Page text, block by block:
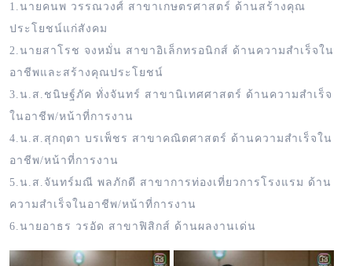
1.นายคนพ วรรณวงศ์ สาขาเกษตรศาสตร์ ด้านสร้างคุณ
ประโยชน์แก่สังคม
2.นายสาโรช จงหมั่น สาขาอิเล็กทรอนิกส์ ด้านความสำเร็จใน
อาชีพและสร้างคุณประโยชน์
3.น.ส.ชนิษฐ์ภัค ทั่งจันทร์ สาขานิเทศศาสตร์ ด้านความสำเร็จ
ในอาชีพ/หน้าที่การงาน
4.น.ส.สุกฤตา บรเพ็ชร สาขาคณิตศาสตร์ ด้านความสำเร็จใน
อาชีพ/หน้าที่การงาน
5.น.ส.จันทร์มณี พลภักดี สาขาการท่องเที่ยวการโรงแรม ด้าน
ความสำเร็จในอาชีพ/หน้าที่การงาน
6.นายอาธร วรอัด สาขาฟิสิกส์ ด้านผลงานเด่น